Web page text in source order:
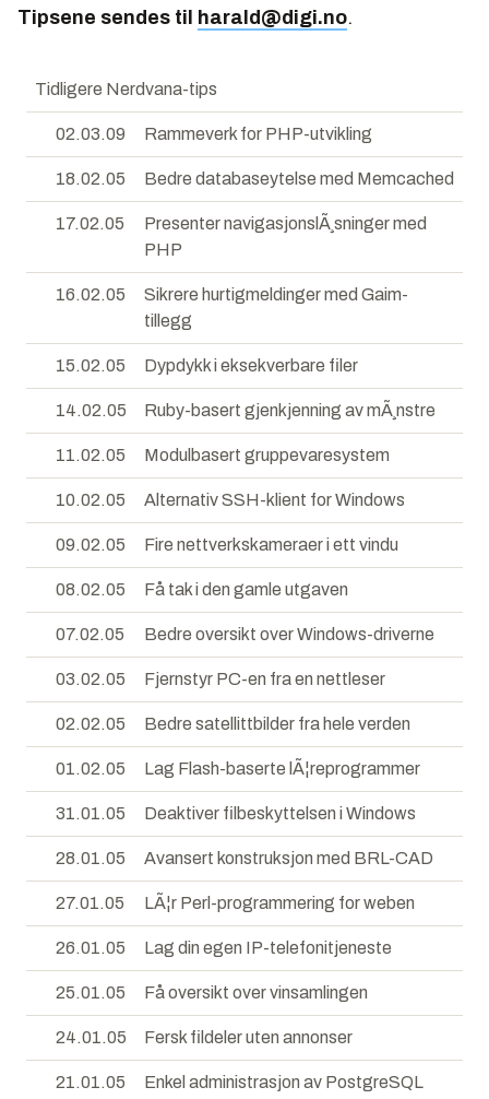
Tipsene sendes til
harald@digi.no.
Tidligere Nerdvana-tips
02.03.09 Rammeverk for PHP-utvikling
18.02.05 Bedre databaseytelse med Memcached
17.02.05
Presenter navigasjonslÃ¸sninger med
PHP
16.02.05
Sikrere hurtigmeldinger med Gaim-
tillegg
15.02.05 Dypdykk i eksekverbare filer
14.02.05 Ruby-basert gjenkjenning av mÃ¸nstre
11.02.05 Modulbasert gruppevaresystem
10.02.05 Alternativ SSH-klient for Windows
09.02.05 Fire nettverkskameraer i ett vindu
08.02.05 Få tak i den gamle utgaven
07.02.05 Bedre oversikt over Windows-driverne
03.02.05 Fjernstyr PC-en fra en nettleser
02.02.05 Bedre satellittbilder fra hele verden
01.02.05 Lag Flash-baserte lÃ¦reprogrammer
31.01.05 Deaktiver filbeskyttelsen i Windows
28.01.05 Avansert konstruksjon med BRL-CAD
27.01.05 LÃ¦r Perl-programmering for weben
26.01.05 Lag din egen IP-telefonitjeneste
25.01.05 Få oversikt over vinsamlingen
24.01.05 Fersk fildeler uten annonser
21.01.05 Enkel administrasjon av PostgreSQL